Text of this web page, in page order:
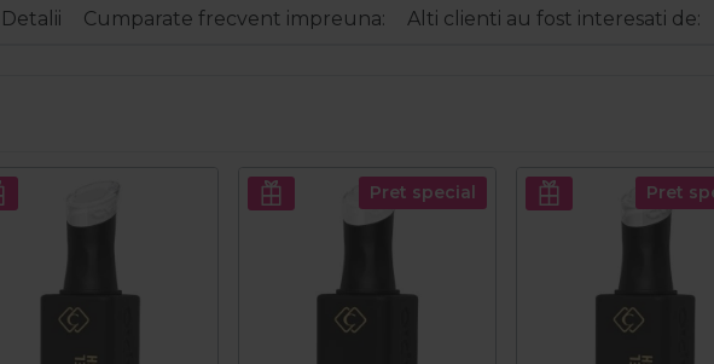
Detalii Cumparate frecvent impreuna: Alti clienti au fost interesati de:
Pret special Pret